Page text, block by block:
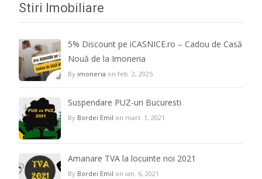
Stiri Imobiliare
5% Discount pe iCASNICE.ro – Cadou de Casă
Nouă de la Imoneria
By imoneria on feb. 2, 2025
Suspendare PUZ-uri Bucuresti
By Bordei Emil on mart. 1, 2021
Amanare TVA la locuinte noi 2021
By Bordei Emil on ian. 6, 2021